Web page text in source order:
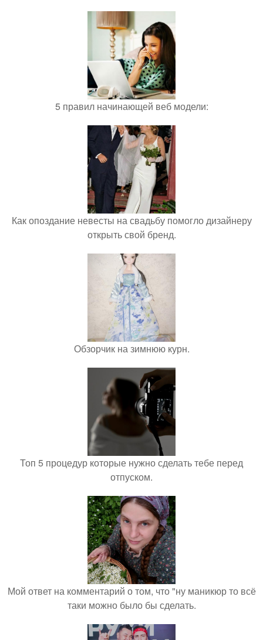
5 правил начинающей веб модели:
Как опоздание невесты на свадьбу помогло дизайнеру
открыть свой бренд.
Обзорчик на зимнюю курн.
Топ 5 процедур которые нужно сделать тебе перед
отпуском.
Мой ответ на комментарий о том, что "ну маникюр то всё
таки можно было бы сделать.